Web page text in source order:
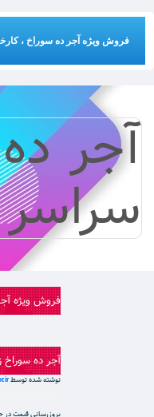
فروش ویژه آجر ده سوراخ ،
آجر
فروش ویژه
آجر ده سوراخ
نوشته شده توسط
بروزرسانی قیمت در